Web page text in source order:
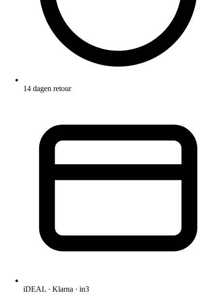
14 dagen retour
iDEAL · Klarna · in3